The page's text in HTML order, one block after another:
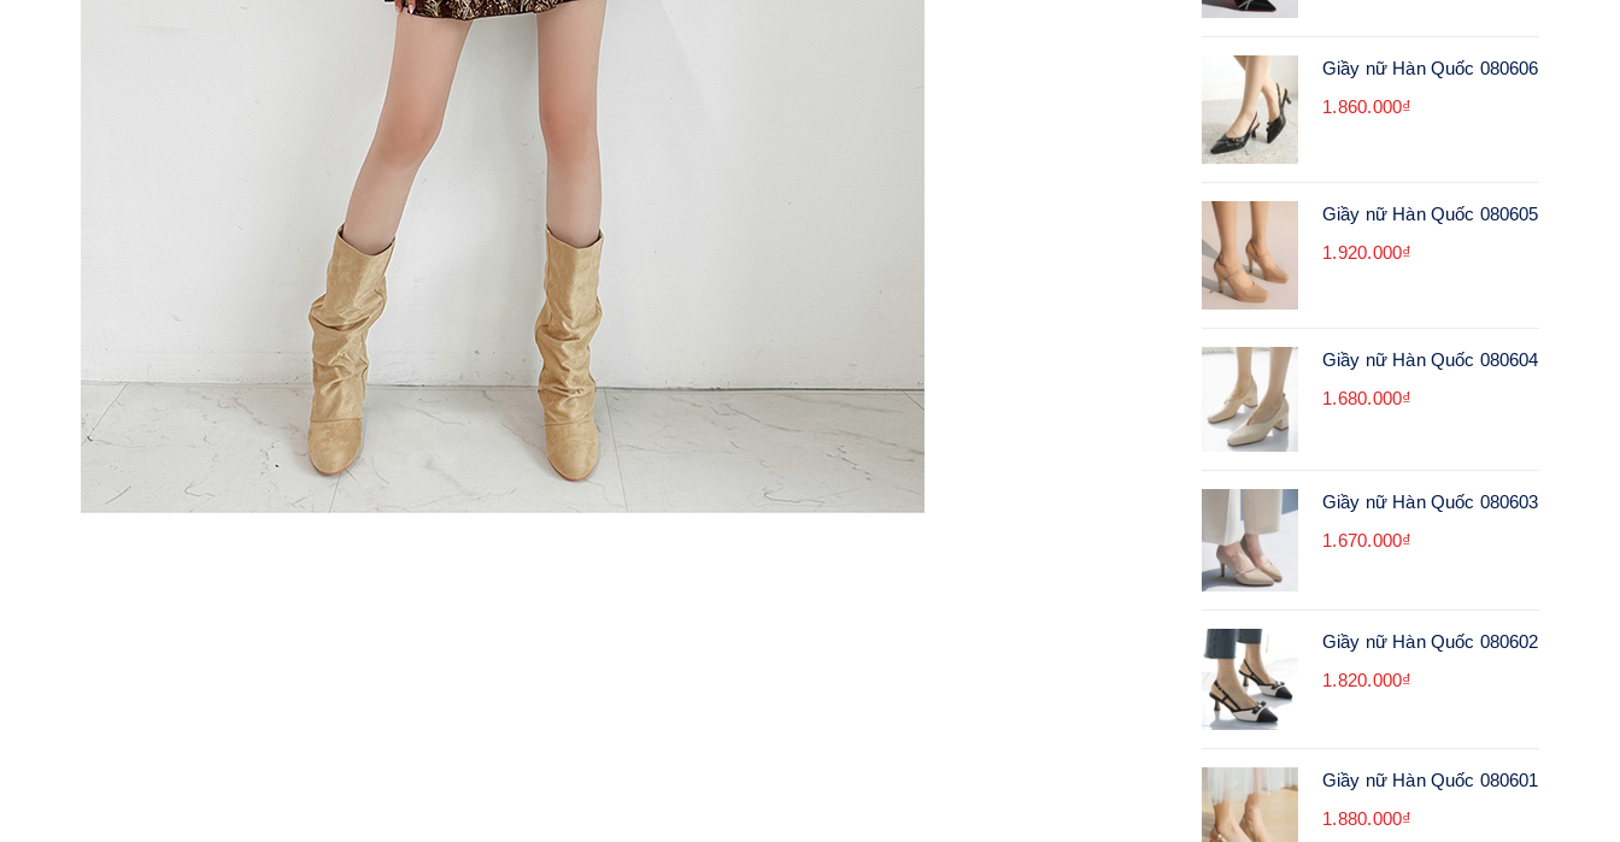
Giầy nữ Hàn Quốc 080606
1.860.000₫
Giầy nữ Hàn Quốc 080605
1.920.000₫
Giầy nữ Hàn Quốc 080604
1.680.000₫
Giầy nữ Hàn Quốc 080603
1.670.000₫
Giầy nữ Hàn Quốc 080602
1.820.000₫
Giầy nữ Hàn Quốc 080601
1.880.000₫